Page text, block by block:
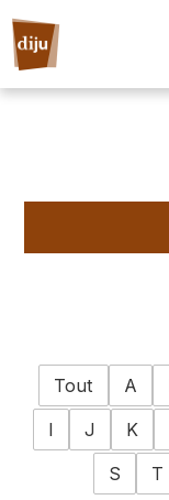
Tout A
I
J K
S
T